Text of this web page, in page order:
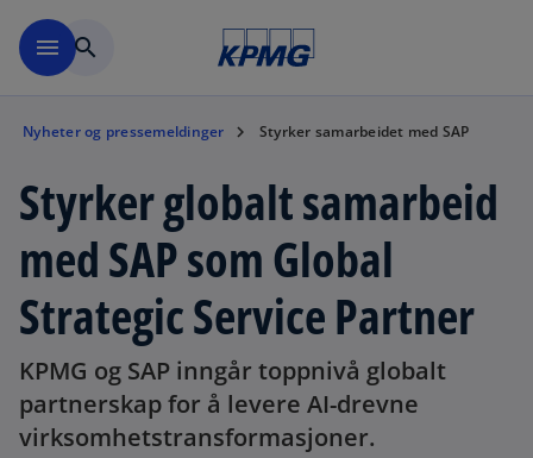
menu search
Nyheter og pressemeldinger Styrker samarbeidet med SAP
Styrker globalt samarbeid
med SAP som Global
Strategic Service Partner
KPMG og SAP inngår toppnivå globalt
partnerskap for å levere AI-drevne
virksomhetstransformasjoner.